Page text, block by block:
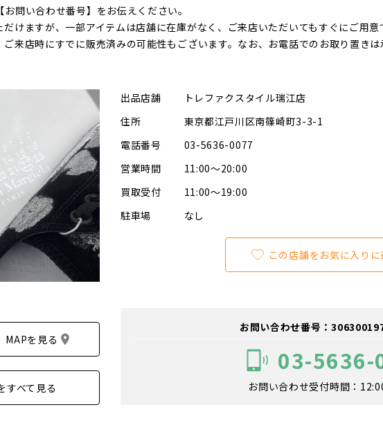
問い合わせ番号】をお伝えください。
けますが、一部アイテムは店舗に在庫がなく、ご来店いただいてもすぐにご用意
来店時にすでに販売済みの可能性もございます。なお、お電話でのお取り置き
MAPを見る
すべて見る
出品店舗
トレファクスタイル瑞江店
住所
東京都江戸川区南篠崎町3-3-1
電話番号
03-5636-0077
営業時間
11:00～20:00
買取受付
11:00～19:00
駐車場
なし
この店舗をお気に入りに
お問い合わせ番号：
03-5636-
お問い合わせ受付時間：